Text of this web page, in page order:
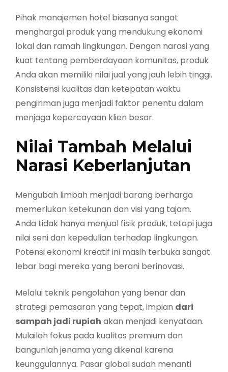
Pihak manajemen hotel biasanya sangat
menghargai produk yang mendukung ekonomi
lokal dan ramah lingkungan. Dengan narasi yang
kuat tentang pemberdayaan komunitas, produk
Anda akan memiliki nilai jual yang jauh lebih tinggi.
Konsistensi kualitas dan ketepatan waktu
pengiriman juga menjadi faktor penentu dalam
menjaga kepercayaan klien besar.
Nilai Tambah Melalui
Narasi Keberlanjutan
Mengubah limbah menjadi barang berharga
memerlukan ketekunan dan visi yang tajam.
Anda tidak hanya menjual fisik produk, tetapi juga
nilai seni dan kepedulian terhadap lingkungan.
Potensi ekonomi kreatif ini masih terbuka sangat
lebar bagi mereka yang berani berinovasi.
Melalui teknik pengolahan yang benar dan
strategi pemasaran yang tepat, impian dari
sampah jadi rupiah akan menjadi kenyataan.
Mulailah fokus pada kualitas premium dan
bangunlah jenama yang dikenal karena
keunggulannya. Pasar global sudah menanti